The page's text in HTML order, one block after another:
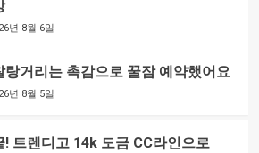
년 8월 6일
랑거리는 촉감으로 꿀잠 예약했어요
년 8월 5일
! 트렌디고 14k 도금 CC라인으로